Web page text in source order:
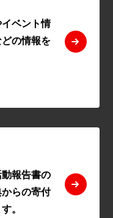
ベント情
の情報を
報告書の
らの寄付
。